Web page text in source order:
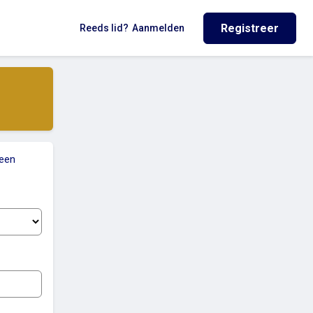
Reeds lid? Aanmelden Registreer